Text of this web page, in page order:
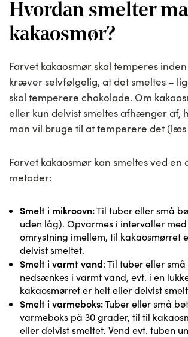
Hvordan smelter
kakaosmør?
Farvet kakaosmør skal temperes
kræver selvfølgelig, at det smeltes –
skal temperere chokolade. Om
eller kun delvist smeltes afhænger af,
man vil bruge til at temperere det
Farvet kakaosmør kan smeltes ved en
metoder:
Smelt i mikroovn:Til tuber eller små
uden låg). Opvarmes i intervaller
omrystning imellem, til kakaosmørret
delvist smeltet.
Smelt i varmt vand: Til tuber eller
nedsænkes i varmt vand, evt. i en
kakaosmørret er helt eller delvist
Smelt i varmeboks:Tuber eller små
varmeboks på 30 grader, til til
eller delvist smeltet. Vend evt. tuben